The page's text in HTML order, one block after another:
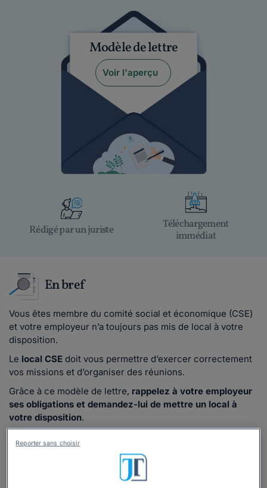
Modèle de lettre
Voir l'aperçu
Rédigé par un juriste
Téléchargement
immédiat
En bref
Vous êtes membre du comité social et économique (CSE)
et votre employeur n’a toujours pas mis de local à votre
disposition.
Le local CSE doit vous permettre d’exercer correctement
vos missions et d’organiser des réunions.
Grâce à ce modèle de lettre, rappelez à votre employeur
ses obligations et demandez-lui de mettre un local à
votre disposition.
Lire la suite
Reporter sans choisir